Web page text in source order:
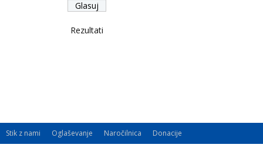
Rezultati
Stik z nami Oglaševanje Naročilnica Donacije